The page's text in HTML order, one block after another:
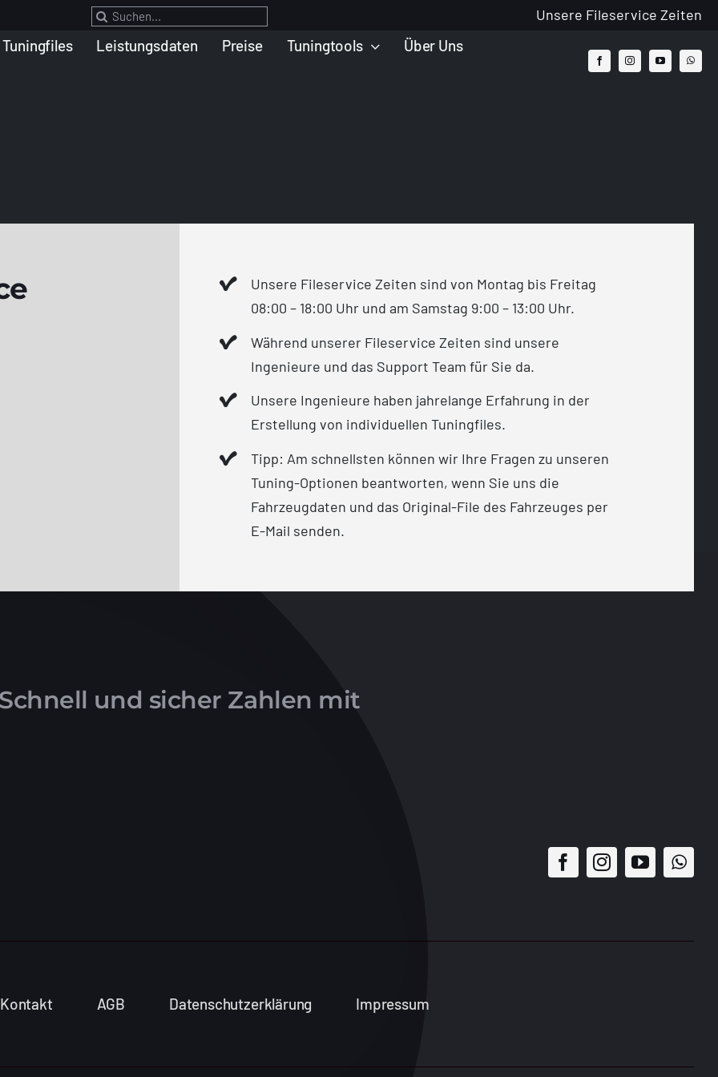
Suche
nach:
Unsere Fileservice Zeiten
Tuningfiles Leistungsdaten Preise Tuningtools
Über Uns
Unsere Fileservice Zeiten sind von Montag bis Freitag
08:00 – 18:00 Uhr und am Samstag 9:00 – 13:00 Uhr.
Während unserer Fileservice Zeiten sind unsere
Ingenieure und das Support Team für Sie da.
Unsere Ingenieure haben jahrelange Erfahrung in der
Erstellung von individuellen Tuningfiles.
Tipp: Am schnellsten können wir Ihre Fragen zu unseren
Tuning-Optionen beantworten, wenn Sie uns die
Fahrzeugdaten und das Original-File des Fahrzeuges per
E-Mail senden.
Schnell und sicher Zahlen mit
Kontakt AGB Datenschutzerklärung Impressum